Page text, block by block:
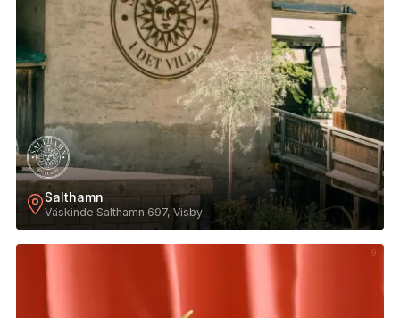
Salthamn
Väskinde Salthamn 697, Visby
9